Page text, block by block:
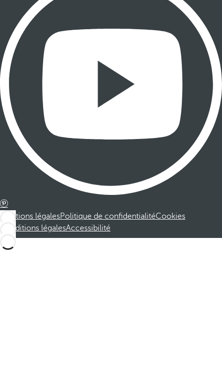
Mentions légalesPolitique de confidentialitéCookies
Conditions légalesAccessibilité